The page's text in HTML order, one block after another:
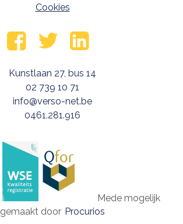
Cookies
Volg ons op
Facebook
TwitterLinkedIn
Kunstlaan 27, bus 14
02 739 10 71
info@verso-net.be
0461.281.916
Mede mogelijk
gemaakt door Procurios